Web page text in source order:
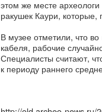
этом же месте
ракушек Каури,
В музее отметили, что
кабеля, рабочие
Специалисты считают,
к периоду раннего